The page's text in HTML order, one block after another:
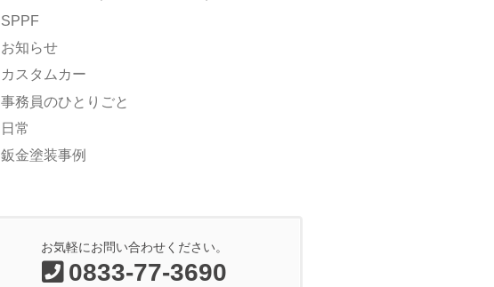
SPPF
お知らせ
カスタムカー
事務員のひとりごと
日常
鈑金塗装事例
お気軽にお問い合わせください。
0833-77-3690